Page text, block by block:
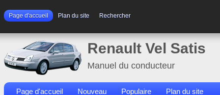
Page d'accueil Plan du site Rechercher
Renault Vel Satis
Manuel du conducteur
Page d'accueil Nouveau Populaire Plan du site